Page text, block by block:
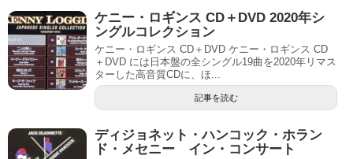
ケニー・ロギンス CD＋DVD 2020年シ
ングルコレクション
ケニー・ロギンス CD＋DVD ケニー・ロギンス CD
＋DVD には日本盤の全シングル19曲を2020年リマス
ターした高音質CDに、ほ...
記事を読む
ディジョネット・ハンコック・ホラン
ド・メセニー イン・コンサート